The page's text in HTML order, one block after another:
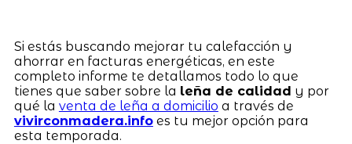
Si estás buscando mejorar tu calefacción y
ahorrar en facturas energéticas, en este
completo informe te detallamos todo lo que
tienes que saber sobre la leña de calidad y por
qué la venta de leña a domicilio a través de
vivirconmadera.infoes tu mejor opción para
esta temporada.